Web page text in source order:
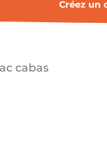
Créez un
cabas